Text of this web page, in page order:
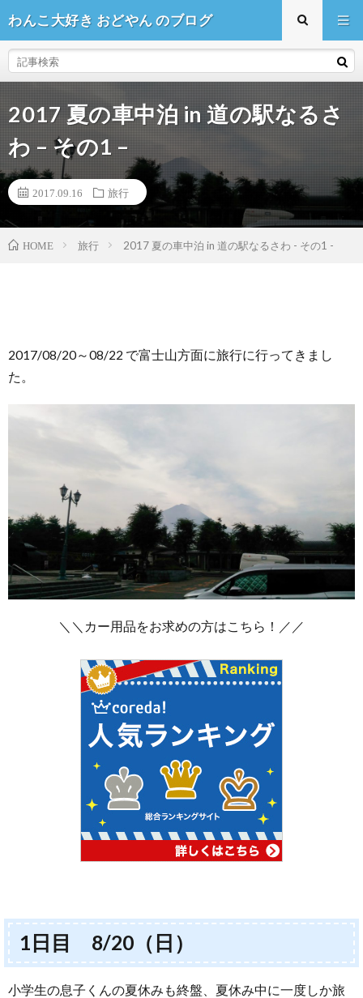
わんこ大好き おどやん のブログ
2017 夏の車中泊 in 道の駅なるさ
わ – その1 –
2017.09.16 旅行
HOME 旅行 2017 夏の車中泊 in 道の駅なるさわ - その1 -
2017/08/20～08/22 で富士山方面に旅行に行ってきまし
た。
＼＼カー用品をお求めの方はこちら！／／
1日目 8/20（日）
小学生の息子くんの夏休みも終盤、夏休み中に一度しか旅